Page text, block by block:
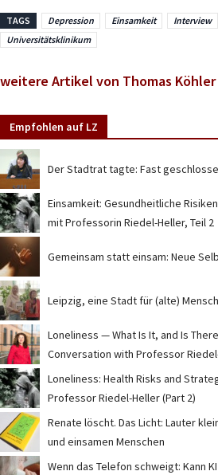
TAGS Depression Einsamkeit Interview
Universitätsklinikum
weitere Artikel von Thomas
Empfohlen auf LZ
Der Stadtrat tagte: Fast
Einsamkeit: Gesundheitliche
mit Professorin Riedel-Heller, Teil 2
Gemeinsam statt einsam: Neue
Leipzig, eine Stadt für (alte)
Loneliness — What Is It, and Is
Conversation with Professor
Loneliness: Health Risks and
Professor Riedel-Heller (Part 2)
Renate löscht. Das Licht: Lauter
und einsamen Menschen
Wenn das Telefon schweigt: Kann